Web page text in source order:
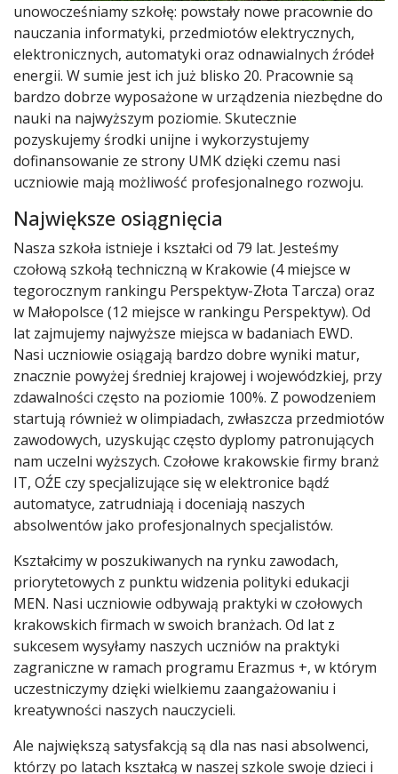
unowocześniamy szkołę: powstały nowe pracownie do
nauczania informatyki, przedmiotów elektrycznych,
elektronicznych, automatyki oraz odnawialnych źródeł
energii. W sumie jest ich już blisko 20. Pracownie są
bardzo dobrze wyposażone w urządzenia niezbędne do
nauki na najwyższym poziomie. Skutecznie
pozyskujemy środki unijne i wykorzystujemy
dofinansowanie ze strony UMK dzięki czemu nasi
uczniowie mają możliwość profesjonalnego rozwoju.
Największe osiągnięcia
Nasza szkoła istnieje i kształci od 79 lat. Jesteśmy
czołową szkołą techniczną w Krakowie (4 miejsce w
tegorocznym rankingu Perspektyw-Złota Tarcza) oraz
w Małopolsce (12 miejsce w rankingu Perspektyw). Od
lat zajmujemy najwyższe miejsca w badaniach EWD.
Nasi uczniowie osiągają bardzo dobre wyniki matur,
znacznie powyżej średniej krajowej i wojewódzkiej, przy
zdawalności często na poziomie 100%. Z powodzeniem
startują również w olimpiadach, zwłaszcza przedmiotów
zawodowych, uzyskując często dyplomy patronujących
nam uczelni wyższych. Czołowe krakowskie firmy branż
IT, OŹE czy specjalizujące się w elektronice bądź
automatyce, zatrudniają i doceniają naszych
absolwentów jako profesjonalnych specjalistów.
Kształcimy w poszukiwanych na rynku zawodach,
priorytetowych z punktu widzenia polityki edukacji
MEN. Nasi uczniowie odbywają praktyki w czołowych
krakowskich firmach w swoich branżach. Od lat z
sukcesem wysyłamy naszych uczniów na praktyki
zagraniczne w ramach programu Erazmus +, w którym
uczestniczymy dzięki wielkiemu zaangażowaniu i
kreatywności naszych nauczycieli.
Ale największą satysfakcją są dla nas nasi absolwenci,
którzy po latach kształcą w naszej szkole swoje dzieci i